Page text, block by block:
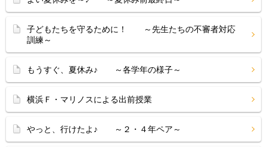
子どもたちを守るために！ ～先生たちの不審者対応
訓練～
もうすぐ、夏休み♪ ～各学年の様子～
横浜Ｆ・マリノスによる出前授業
やっと、行けたよ♪ ～２・４年ペア～